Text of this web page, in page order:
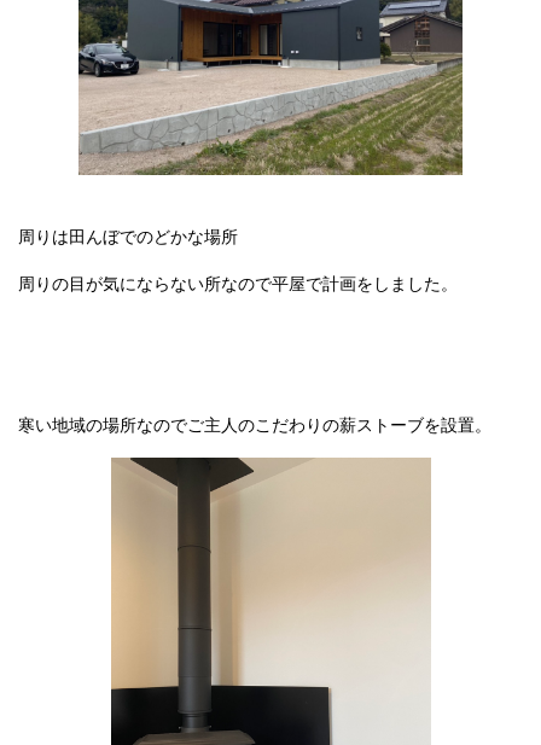
周りは田んぼでのどかな場所
周りの目が気にならない所なので平屋で計画をしました。
寒い地域の場所なのでご主人のこだわりの薪ストーブを設置。